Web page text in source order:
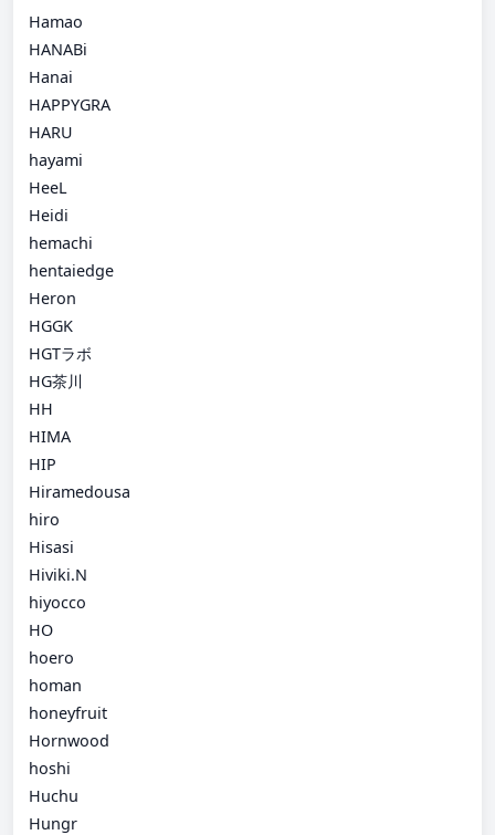
Hamao
HANABi
Hanai
HAPPYGRA
HARU
hayami
HeeL
Heidi
hemachi
hentaiedge
Heron
HGGK
HGTラボ
HG茶川
HH
HIMA
HIP
Hiramedousa
hiro
Hisasi
Hiviki.N
hiyocco
HO
hoero
homan
honeyfruit
Hornwood
hoshi
Huchu
Hungr